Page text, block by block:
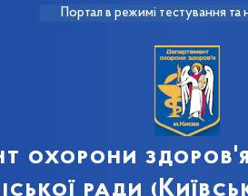
Портал в режимі тестування та
охорони
ради